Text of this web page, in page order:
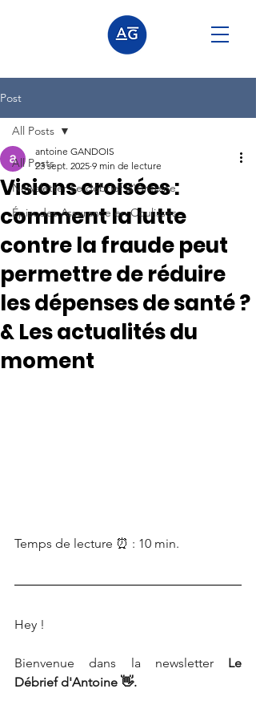
Post
All Posts
Newsletter Le débrief d'Antoine
Épisodes Assurance en Coulisses
All Posts
Visions croisées :
comment la lutte
contre la fraude peut
permettre de réduire
les dépenses de santé ?
& Les actualités du
moment
antoine GANDOIS
23 sept. 2025 9 min de lecture
Temps de lecture ⏰ : 10 min.
Hey !
Bienvenue dans la newsletter Le
Débrief d'Antoine 👋.